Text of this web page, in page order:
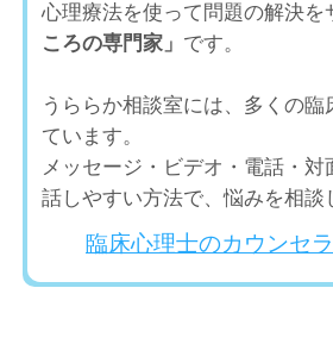
心理療法を使って問題の解決を
ころの専門家」 です。
うららか相談室には、多くの臨
ています。
メッセージ・ビデオ・電話・対
話しやすい方法で、悩みを相談
臨床心理士のカウンセ